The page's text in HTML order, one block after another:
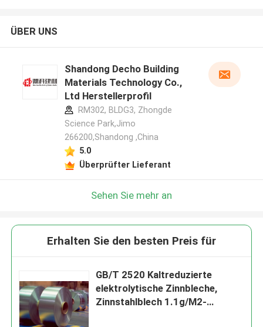
ÜBER UNS
Shandong Decho Building
Materials Technology Co.,
Ltd Herstellerprofil
RM302, BLDG3, Zhongde
Science Park,Jimo
266200,Shandong ,China
5.0
Überprüfter Lieferant
Sehen Sie mehr an
Erhalten Sie den besten Preis für
GB/T 2520 Kaltreduzierte
elektrolytische Zinnbleche,
Zinnstahlblech 1.1g/M2-